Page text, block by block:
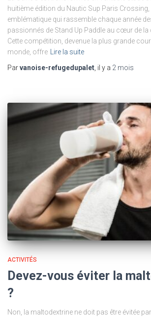
huitième édition du Nautic Sup Paris Crossing,
emblématique qui rassemble chaque année
passionnés de Stand Up Paddle au cœur de la
Cette compétition, devenue la plus grande
monde, offre Lire la suite
Parvanoise-refugedupalet, il y a 2 mois
ACTIVITÉS
Devez-vous éviter la
?
Non, la maltodextrine ne doit pas être évitée